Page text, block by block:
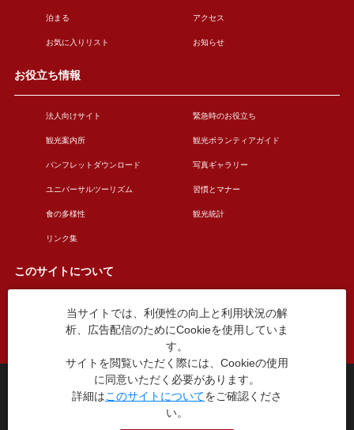
泊まる アクセス
お気に入りリスト お知らせ
お役立ち情報
法人向けサイト 緊急時のお役立ち
観光案内所 観光ボランティアガイド
パンフレットダウンロード 写真ギャラリー
ユニバーサルツーリズム 習慣とマナー
食の多様性 観光統計
リンク集
このサイトについて
このサイトについて 広告掲載について
お問い合わせ
台東区役所観光課
〒110-8615 東京都台東区東上野4丁目5番6号
TEL：03-5246-1151
当サイトでは、利便性の向上と利用状況の解
析、広告配信のためにCookieを使用していま
す。
サイトを閲覧いただく際には、Cookieの使用
に同意いただく必要があります。
詳細はこのサイトについてをご確認くださ
い。